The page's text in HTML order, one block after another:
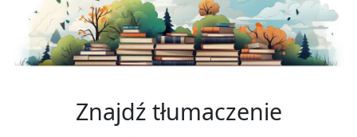
Znajdź tłumaczenie